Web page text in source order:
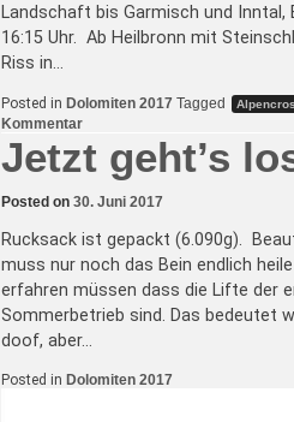
Landschaft bis Garmisch und Inntal,
16:15 Uhr. Ab Heilbronn mit
Riss in…
Posted in Dolomiten 2017 Tagged
Kommentarzu
Steady,
…
Jetzt geht’s
Posted on 30. Juni 2017
Rucksack ist gepackt (6.090g).
muss nur noch das Bein endlich
erfahren müssen dass die Lifte der
Sommerbetrieb sind. Das bedeutet
doof, aber…
Posted in Dolomiten 2017